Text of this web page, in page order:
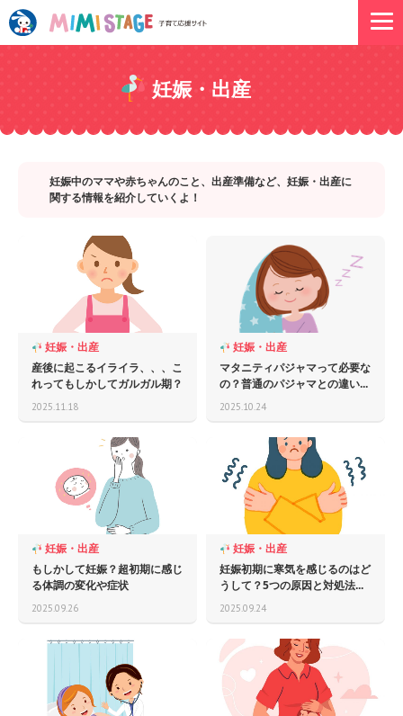
妊娠・出産
妊娠中のママや赤ちゃんのこと、出産準備など、妊娠・出産に
関する情報を紹介していくよ！
妊娠・出産
産後に起こるイライラ、、、こ
れってもしかしてガルガル期？
2025.11.18
妊娠・出産
マタニティパジャマって必要な
の？普通のパジャマとの違い...
2025.10.24
妊娠・出産
もしかして妊娠？超初期に感じ
る体調の変化や症状
2025.09.26
妊娠・出産
妊娠初期に寒気を感じるのはど
うして？5つの原因と対処法...
2025.09.24